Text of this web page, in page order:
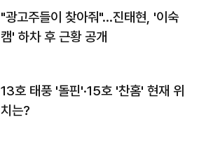
"광고주들이 찾아줘"…진태현, '이숙
캠' 하차 후 근황 공개
13호 태풍 '돌핀'·15호 '찬홈' 현재 위
치는?